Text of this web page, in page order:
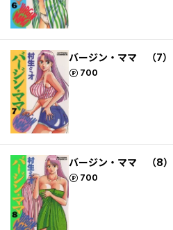
バージン・ママ （7）
700
ポイント
バージン・ママ （8）
700
ポイント